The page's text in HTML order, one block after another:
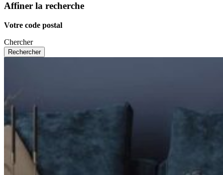
Affiner la recherche
Votre code postal
Chercher